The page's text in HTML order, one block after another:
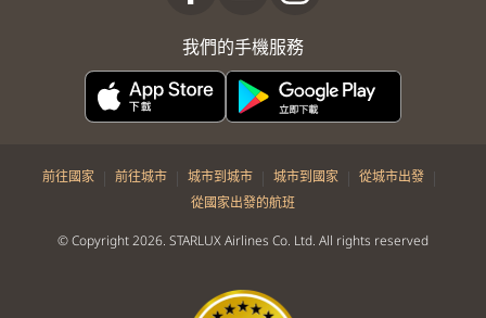
我們的手機服務
前往國家 | 前往城市 | 城市到城市 | 城市到國家 | 從城市出發 |
從國家出發的航班
© Copyright 2026. STARLUX Airlines Co. Ltd. All rights reserved